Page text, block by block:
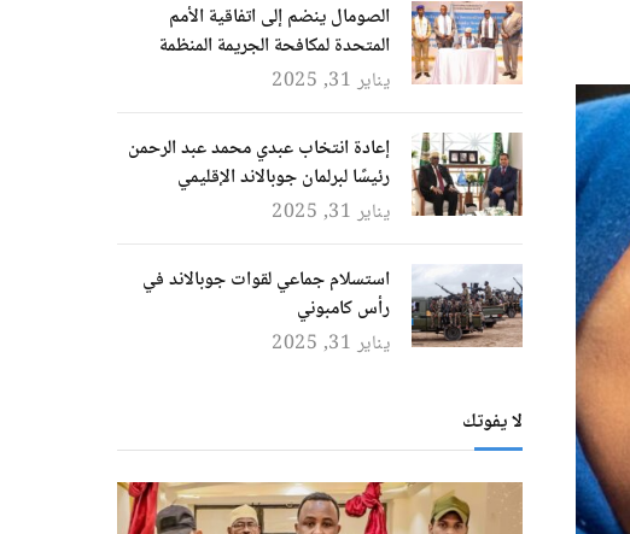
الصومال ينضم إلى اتفاقية الأمم
المتحدة لمكافحة الجريمة المنظمة
يناير 31, 2025
إعادة انتخاب عبدي محمد عبد الرحمن
رئيسًا لبرلمان جوبالاند الإقليمي
يناير 31, 2025
استسلام جماعي لقوات جوبالاند في
رأس كامبوني
يناير 31, 2025
لا يفوتك